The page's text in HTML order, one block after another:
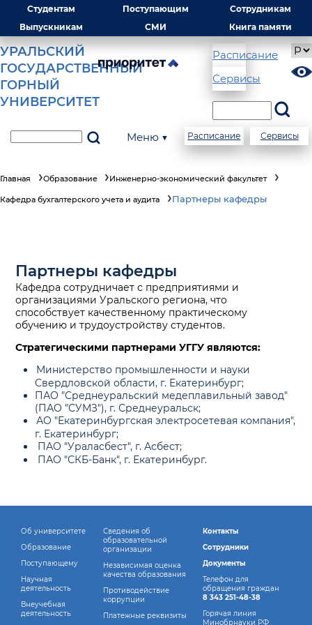
Студентам Поступающим
Сотрудникам
Выпускникам
СМИ Книга памяти
УРАЛЬСКИЙ
ГОСУДАРСТВЕННЫЙ
ГОРНЫЙ
УНИВЕРСИТЕТ
Расписание
Сервисы
Меню ▼ Расписание Сервисы
Главная Образование Инженерно-экономический факультет
Кафедра бухгалтерского учета и аудита Партнеры кафедры
Партнеры кафедры
Кафедра сотрудничает с предприятиями и
организациями Уральского региона, что
способствует качественному практическому
обучению и трудоустройству студентов.
Стратегическими партнерами УГГУ являются:
Министерство промышленности и науки
Свердловской области, г. Екатеринбург;
ПАО "Среднеуральский медеплавильный завод"
(ПАО "СУМЗ"), г. Среднеуральск;
АО "Екатеринбургская электросетевая компания",
г. Екатеринбург;
ПАО "Ураласбест", г. Асбест;
ПАО "СКБ-Банк", г. Екатеринбург.
Об университете
Образование
Поступающему
Научная
деятельность
Внеучебная
деятельность
Сведения об
образовательной
организации
Независимая оценка
качества образования
Противодействие
коррупции
Платежные реквизиты
Контакты
Сотрудники
Документы
Телефон для
обращения граждан
8 343 251-48-38
Горячая линия
Минобрнауки РФ